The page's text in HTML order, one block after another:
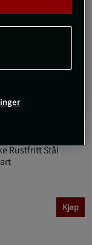
Rustfritt Stål
Kjøp